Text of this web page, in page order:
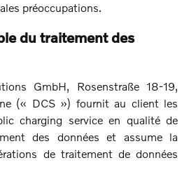
préoccupations.
du traitement des
GmbH, Rosenstraße 18-19,
(« DCS ») fournit au client les
charging service en qualité de
des données et assume la
de traitement de données